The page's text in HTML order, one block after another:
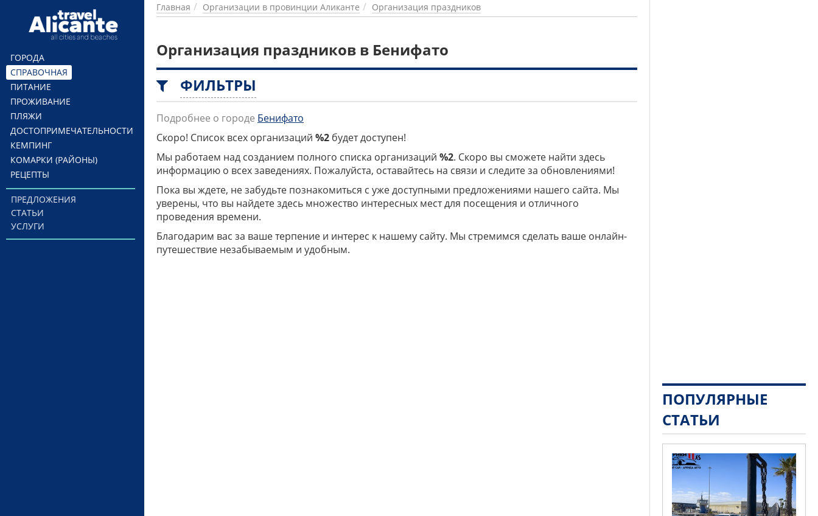
Перейти к основному содержанию
ГОРОДА
СПРАВОЧНАЯ
ПИТАНИЕ
ПРОЖИВАНИЕ
ПЛЯЖИ
ДОСТОПРИМЕЧАТЕЛЬНОСТИ
КЕМПИНГ
КОМАРКИ (РАЙОНЫ)
РЕЦЕПТЫ
ПРЕДЛОЖЕНИЯ
СТАТЬИ
УСЛУГИ
Главная Организации в провинции Аликанте Организация праздников
Организация праздников в Бенифато
ФИЛЬТРЫ
Подробнее о городе Бенифато
Скоро! Список всех организаций %2 будет доступен!
Мы работаем над созданием полного списка организаций %2. Скоро вы сможете найти здесь
информацию о всех заведениях. Пожалуйста, оставайтесь на связи и следите за обновлениями!
Пока вы ждете, не забудьте познакомиться с уже доступными предложениями нашего сайта. Мы
уверены, что вы найдете здесь множество интересных мест для посещения и отличного
проведения времени.
Благодарим вас за ваше терпение и интерес к нашему сайту. Мы стремимся сделать ваше онлайн-
путешествие незабываемым и удобным.
ПОПУЛЯРНЫЕ
СТАТЬИ